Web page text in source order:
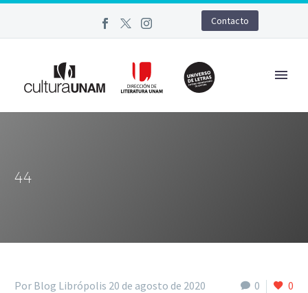
Contacto
44
0 0
Por Blog Librópolis 20 de agosto de 2020